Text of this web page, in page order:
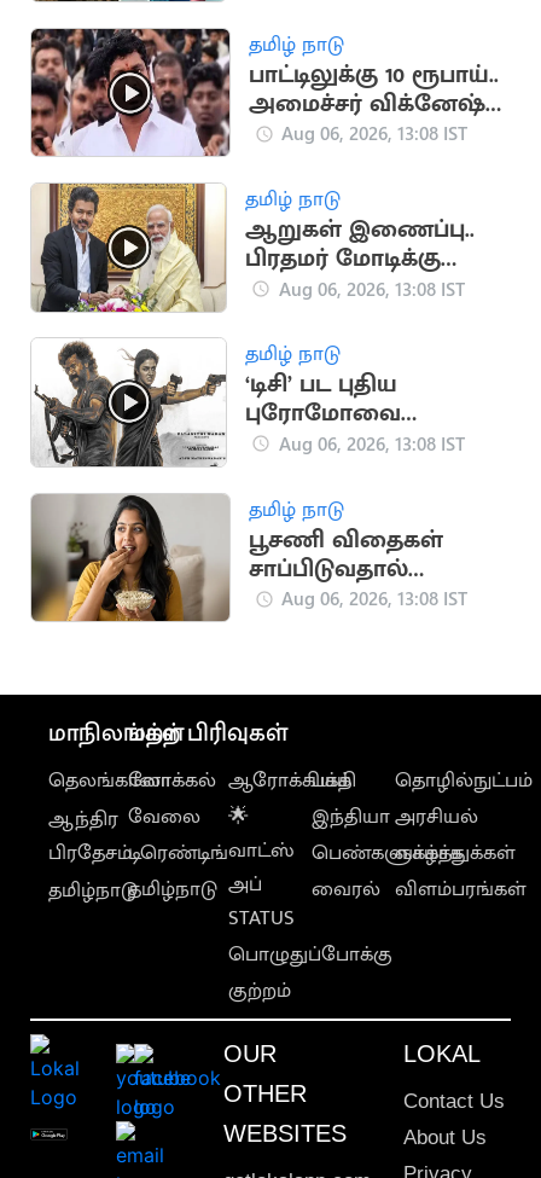
தமிழ் நாடு
பாட்டிலுக்கு 10 ரூபாய்..
அமைச்சர் விக்னேஷ்
விளக்கம்
Aug 06, 2026, 13:08 IST
தமிழ் நாடு
ஆறுகள் இணைப்பு..
பிரதமர் மோடிக்கு
முதலமைச்சர் விஜய்
Aug 06, 2026, 13:08 IST
தமிழ் நாடு
‘டிசி’ பட புதிய
புரோமோவை
வெளியிட்ட படக்குழு
Aug 06, 2026, 13:08 IST
தமிழ் நாடு
பூசணி விதைகள்
சாப்பிடுவதால்
கிடைக்கும்
Aug 06, 2026, 13:08 IST
மாநிலங்கள்
தெலங்கானா
ஆந்திர
பிரதேசம்
தமிழ்நாடு
மற்ற பிரிவுகள்
லோக்கல்
வேலை
டிரெண்டிங்
தமிழ்நாடு
ஆரோக்கியம்
🌟
வாட்ஸ்
அப்
STATUS
பொழுதுப்போக்கு
குற்றம்
பக்தி
இந்தியா
பெண்களுக்காக
வைரல்
தொழில்நுட்பம்
அரசியல்
வாழ்த்துக்கள்
விளம்பரங்கள்
OUR
OTHER
WEBSITES
LOKAL
Contact Us
About Us
Privacy